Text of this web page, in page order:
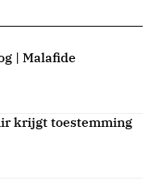
| Malafide
krijgt toestemming